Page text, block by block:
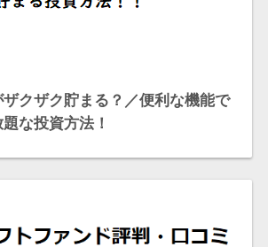
クザク貯まる？／便利な機能で
な投資方法！